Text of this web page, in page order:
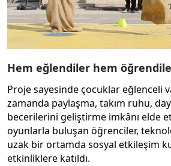
Hem eğlendiler hem
Proje sayesinde çocuklar eğlenceli
zamanda paylaşma, takım ruhu,
becerilerini geliştirme imkânı elde
oyunlarla buluşan öğrenciler,
uzak bir ortamda sosyal etkileşim
etkinliklere katıldı.